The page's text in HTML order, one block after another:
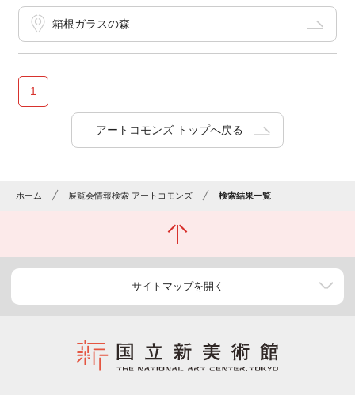
箱根ガラスの森
1
アートコモンズ トップへ戻る
ホーム 展覧会情報検索 アートコモンズ 検索結果一覧
サイトマップを開く